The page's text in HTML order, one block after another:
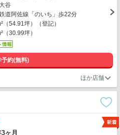
谷
道阿佐線「のいち」歩22分
（54.91坪）（登記）
（30.99坪）
予約(無料)
ヶ月